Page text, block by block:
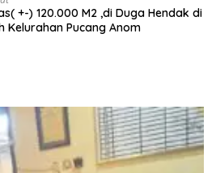
+-) 120.000 M2 ,di Duga Hendak di
Kelurahan Pucang Anom